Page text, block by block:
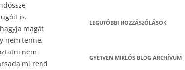
is.
magát
nem tenne.
nem
rend
LEGUTÓBBI HOZZÁSZÓLÁSOK
GYETVEN MIKLÓS BLOG ARCHÍVUM